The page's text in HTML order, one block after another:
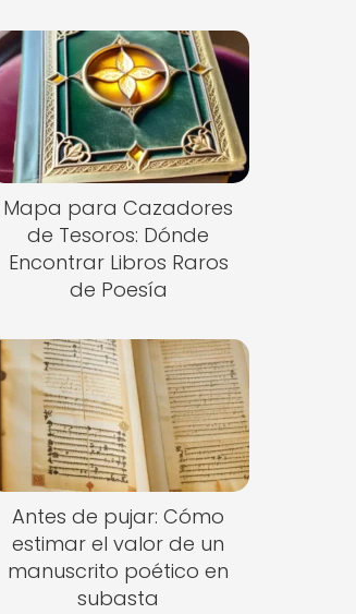
Mapa para Cazadores
de Tesoros: Dónde
Encontrar Libros Raros
de Poesía
Antes de pujar: Cómo
estimar el valor de un
manuscrito poético en
subasta